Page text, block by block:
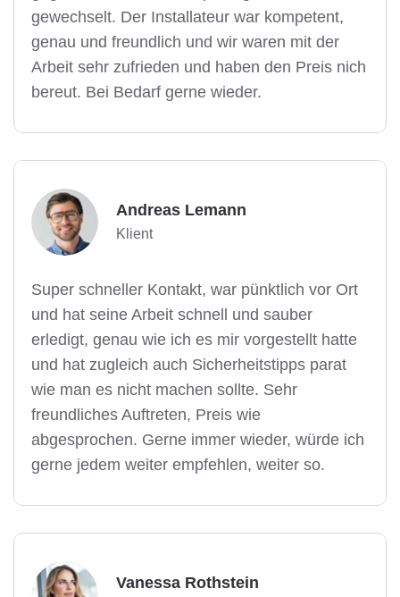
gewechselt. Der Installateur war kompetent,
genau und freundlich und wir waren mit der
Arbeit sehr zufrieden und haben den Preis nich
bereut. Bei Bedarf gerne wieder.
Andreas Lemann
Klient
Super schneller Kontakt, war pünktlich vor Ort
und hat seine Arbeit schnell und sauber
erledigt, genau wie ich es mir vorgestellt hatte
und hat zugleich auch Sicherheitstipps parat
wie man es nicht machen sollte. Sehr
freundliches Auftreten, Preis wie
abgesprochen. Gerne immer wieder, würde ich
gerne jedem weiter empfehlen, weiter so.
Vanessa Rothstein